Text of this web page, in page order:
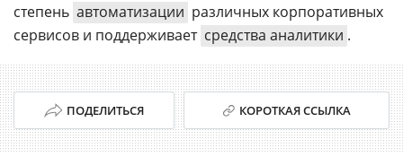
степень автоматизации различных корпоративных
сервисов и поддерживает средства аналитики .
ПОДЕЛИТЬСЯ КОРОТКАЯ ССЫЛКА